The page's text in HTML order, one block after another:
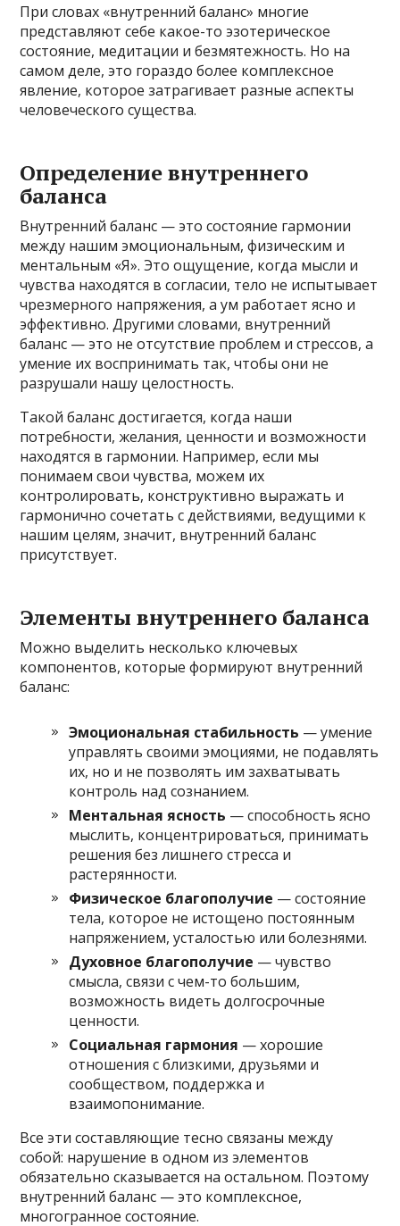
При словах «внутренний баланс» многие
представляют себе какое-то эзотерическое
состояние, медитации и безмятежность. Но на
самом деле, это гораздо более комплексное
явление, которое затрагивает разные аспекты
человеческого существа.
Определение внутреннего
баланса
Внутренний баланс — это состояние гармонии
между нашим эмоциональным, физическим и
ментальным «Я». Это ощущение, когда мысли и
чувства находятся в согласии, тело не испытывает
чрезмерного напряжения, а ум работает ясно и
эффективно. Другими словами, внутренний
баланс — это не отсутствие проблем и стрессов, а
умение их воспринимать так, чтобы они не
разрушали нашу целостность.
Такой баланс достигается, когда наши
потребности, желания, ценности и возможности
находятся в гармонии. Например, если мы
понимаем свои чувства, можем их
контролировать, конструктивно выражать и
гармонично сочетать с действиями, ведущими к
нашим целям, значит, внутренний баланс
присутствует.
Элементы внутреннего баланса
Можно выделить несколько ключевых
компонентов, которые формируют внутренний
баланс:
Эмоциональная стабильность — умение
управлять своими эмоциями, не подавлять
их, но и не позволять им захватывать
контроль над сознанием.
Ментальная ясность — способность ясно
мыслить, концентрироваться, принимать
решения без лишнего стресса и
растерянности.
Физическое благополучие — состояние
тела, которое не истощено постоянным
напряжением, усталостью или болезнями.
Духовное благополучие — чувство
смысла, связи с чем-то большим,
возможность видеть долгосрочные
ценности.
Социальная гармония — хорошие
отношения с близкими, друзьями и
сообществом, поддержка и
взаимопонимание.
Все эти составляющие тесно связаны между
собой: нарушение в одном из элементов
обязательно сказывается на остальном. Поэтому
внутренний баланс — это комплексное,
многогранное состояние.